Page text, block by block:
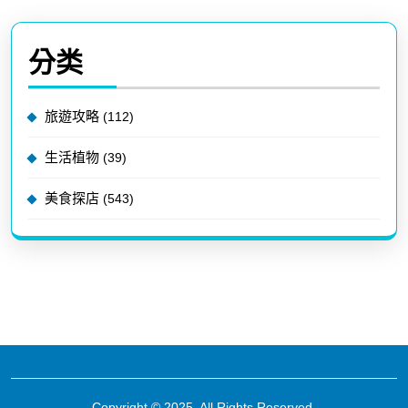
分类
旅遊攻略 (112)
生活植物 (39)
美食探店 (543)